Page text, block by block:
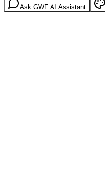
Ask GWF AI Assistant